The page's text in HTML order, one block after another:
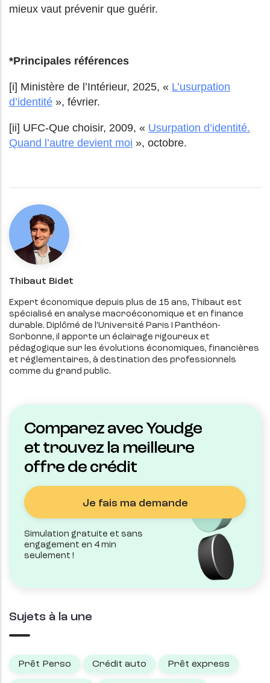
mieux vaut prévenir que guérir.
*Principales références
[i] Ministère de l’Intérieur, 2025, « L’usurpation
d’identité », février.
[ii] UFC-Que choisir, 2009, « Usurpation d’identité.
Quand l’autre devient moi », octobre.
Thibaut Bidet
Expert économique depuis plus de 15 ans, Thibaut est
spécialisé en analyse macroéconomique et en finance
durable. Diplômé de l’Université Paris I Panthéon-
Sorbonne, il apporte un éclairage rigoureux et
pédagogique sur les évolutions économiques, financières
et réglementaires, à destination des professionnels
comme du grand public.
Comparez avec Youdge
et trouvez la meilleure
offre de crédit
Je fais ma demande
Simulation gratuite et sans
engagement en 4 min
seulement !
Sujets à la une
Prêt Perso Crédit auto Prêt express